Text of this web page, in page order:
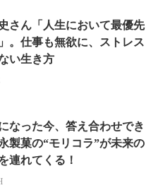
さん「人生において最優先
。仕事も無欲に、ストレス
い生き方
になった今、答え合わせでき
製菓の“モリコラ”が未来の
連れてくる！